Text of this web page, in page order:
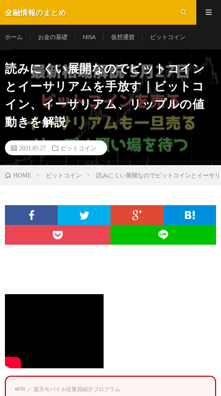
金融情報のまとめ
ホーム お金の基礎 NISA 仮想通貨 ビットコイン
読みにくい展開なのでビットコイン
とイーサリアムを手放す｜ビットコ
イン、イーサリアム、リップルの値
動きを解説
2021.05.27 ビットコイン
HOME ビットコイン 読みにくい展開なのでビットコインとイーサ
#PR ／ 楽天モバイル従業員紹介プログラム